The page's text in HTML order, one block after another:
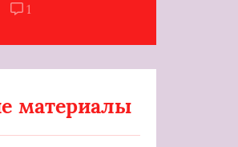
1
материалы